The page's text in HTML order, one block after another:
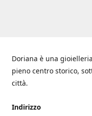
Doriana è una
pieno centro storico,
città.
Indirizzo